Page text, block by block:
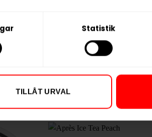
Statistik
TILLÅT URVAL